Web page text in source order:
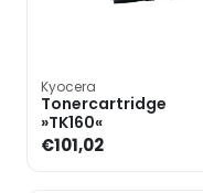
Kyocera
Tonercartridge
»TK160«
€101,02